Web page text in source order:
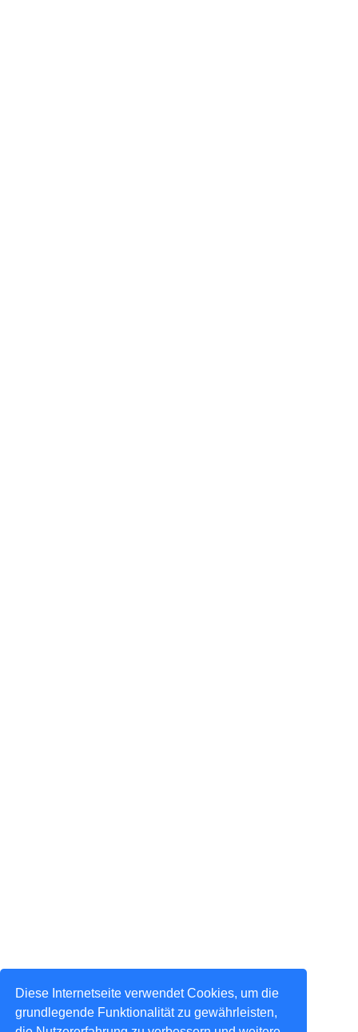
Diese Internetseite verwendet Cookies, um die
grundlegende Funktionalität zu gewährleisten,